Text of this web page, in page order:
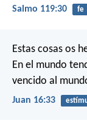
Salmo 119:30 fe
Estas cosas os
En el mundo
vencido al
Juan 16:33